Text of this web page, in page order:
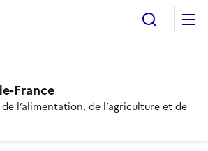
France
l’alimentation, de l’agriculture et de